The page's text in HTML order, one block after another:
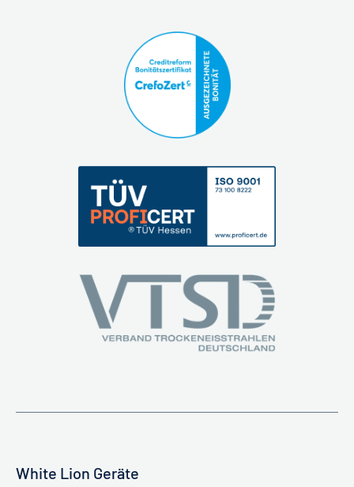
White Lion Geräte